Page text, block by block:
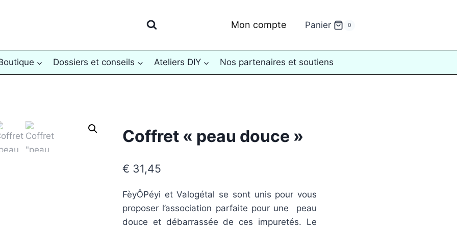
Mon compte Panier 0
Dossiers et conseils Ateliers DIY Nos partenaires et soutiens
Coffret « peau douce »
€ 31,45
FèyÔPéyi et Valogétal se sont unis pour vous
proposer l’association parfaite pour une peau
douce et débarrassée de ces impuretés. Le